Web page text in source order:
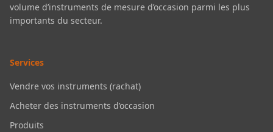
volume d’instruments de mesure d’occasion parmi les plus
importants du secteur.
Services
Vendre vos instruments (rachat)
Acheter des instruments d’occasion
Produits